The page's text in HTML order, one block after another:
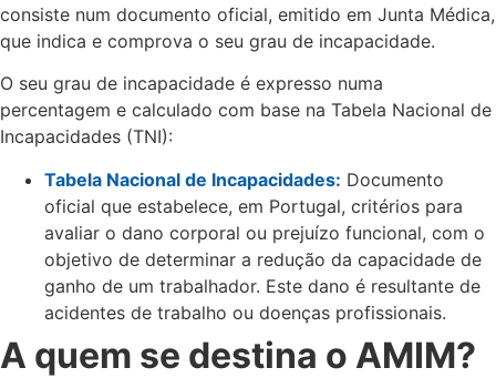
consiste num documento oficial, emitido em Junta Médica,
que indica e comprova o seu grau de incapacidade.
O seu grau de incapacidade é expresso numa
percentagem e calculado com base na Tabela Nacional de
Incapacidades (TNI):
Tabela Nacional de Incapacidades: Documento
oficial que estabelece, em Portugal, critérios para
avaliar o dano corporal ou prejuízo funcional, com o
objetivo de determinar a redução da capacidade de
ganho de um trabalhador. Este dano é resultante de
acidentes de trabalho ou doenças profissionais.
A quem se destina o AMIM?